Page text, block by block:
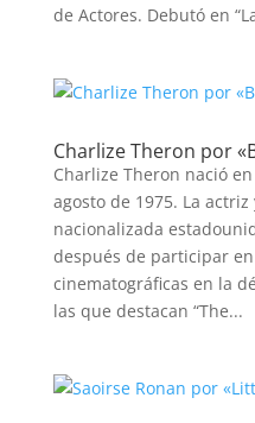
de Actores. Debutó en
Charlize Theron por
Charlize Theron nació
agosto de 1975. La
nacionalizada
después de participar
cinematográficas en la
las que destacan “The...